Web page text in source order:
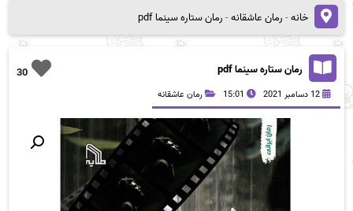
خانه-رمان عاشقانه-رمان ستاره سینما pdf
30 رمان ستاره سینما pdf
12 دسامبر 2021 15:01 رمان عاشقانه